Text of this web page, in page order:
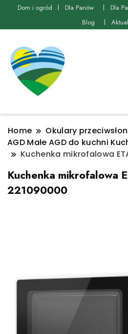
Dom i ogród Dla Panów Dla
Blog
Home Okulary
AGD Małe AGD do kuchni
Kuchenka mikrofalowa
Kuchenka mikrofalowa
221090000